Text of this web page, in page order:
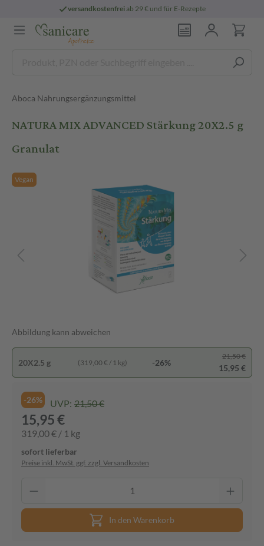
versandkostenfreiab 29 € und für E-Rezepte
Aboca Nahrungsergänzungsmittel
NATURA MIX ADVANCED Stärkung 20X2.5 g
Granulat
Vegan
Abbildung kann abweichen
20X2.5 g (319,00 € / 1 kg) -26%
21,50 €
15,95 €
-26% UVP: 21,50 €
15,95 €
319,00 € / 1 kg
sofort lieferbar
Preise inkl. MwSt. ggf. zzgl. Versandkosten
In den Warenkorb